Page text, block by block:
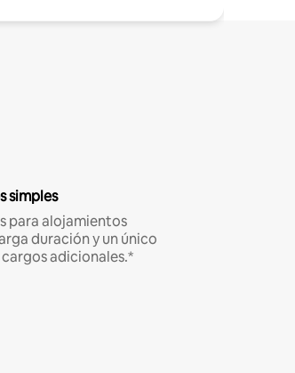
simples
para alojamientos
duración y un único
adicionales.*